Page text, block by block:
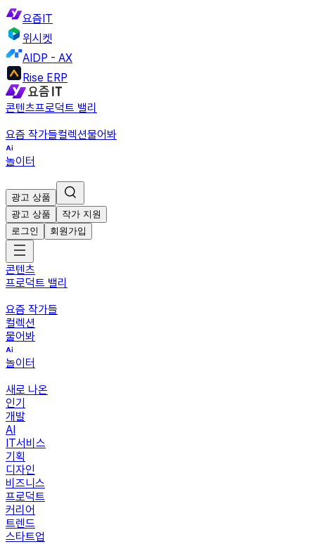
요즘IT
위시켓
AIDP - AX
Rise ERP
콘텐츠프로덕트 밸리
요즘 작가들컬렉션물어봐
놀이터
광고 상품
광고 상품
작가 지원
로그인
회원가입
콘텐츠
프로덕트 밸리
요즘 작가들
컬렉션
물어봐
놀이터
새로 나온
인기
개발
AI
IT서비스
기획
디자인
비즈니스
프로덕트
커리어
트렌드
스타트업